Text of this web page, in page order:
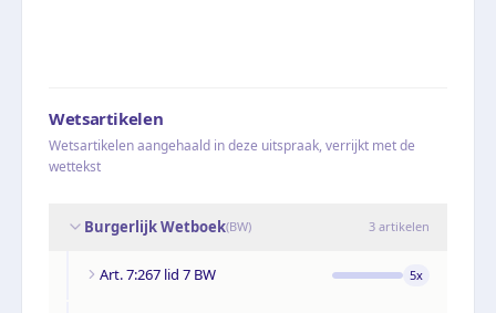
Wetsartikelen
Wetsartikelen aangehaald in deze uitspraak, verrijkt met de
wettekst
Burgerlijk Wetboek(BW) 3 artikelen
Art. 7:267 lid 7 BW 5x